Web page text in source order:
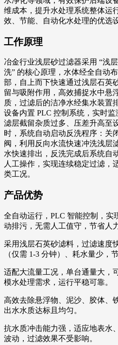
维成本，提升水处理系统整体运
效、节能、自动化水处理的优选
工作原理
冶金行业浅层砂过滤器采用 “浅
洗” 的核心原理，水体经全自动
部，自上而下快速通过浅层石英
留与吸附作用，高效捕捉水中悬
质，过滤后的洁净水经集水装置
设备内置 PLC 控制系统，实时
滤层截留杂质过多、压差升高至
时，系统自动启动反洗程序：关
阀，利用反向水流快速冲洗浅层
水快速排出，反洗完成后系统自
人工操作，实现连续稳定过滤，
类工况。
产品优势
全自动运行，PLC 智能控制，实
动排污，无需人工值守，节省人
采用浅层石英砂滤料，过滤速度
（仅需 1-3 分钟）、耗水量少，
适配大流量工况，单台通量大，
模水处理需求，运行平稳可靠。
高效去除悬浮物、泥沙、胶体、
出水水质达标且均匀。
抗水质冲击能力强，适应地表水
波动，过滤效果不受影响。